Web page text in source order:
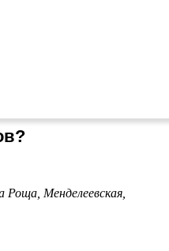
Роща, Менделеевская,